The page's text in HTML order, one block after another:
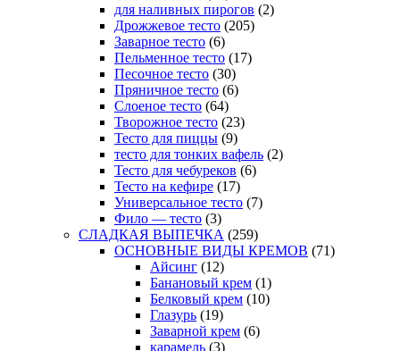
для наливных пирогов (2)
Дрожжевое тесто (205)
Заварное тесто (6)
Пельменное тесто (17)
Песочное тесто (30)
Пряничное тесто (6)
Слоеное тесто (64)
Творожное тесто (23)
Тесто для пиццы (9)
тесто для тонких вафель (2)
Тесто для чебуреков (6)
Тесто на кефире (17)
Универсальное тесто (7)
Фило — тесто (3)
СЛАДКАЯ ВЫПЕЧКА (259)
ОСНОВНЫЕ ВИДЫ КРЕМОВ (71)
Айсинг (12)
Банановый крем (1)
Белковый крем (10)
Глазурь (19)
Заварной крем (6)
карамель (3)